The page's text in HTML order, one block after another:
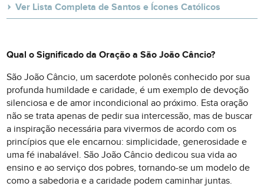
Ver Lista Completa de Santos e Ícones Católicos
Qual o Significado da Oração a São João Câncio?
São João Câncio, um sacerdote polonês conhecido por sua
profunda humildade e caridade, é um exemplo de devoção
silenciosa e de amor incondicional ao próximo. Esta oração
não se trata apenas de pedir sua intercessão, mas de buscar
a inspiração necessária para vivermos de acordo com os
princípios que ele encarnou: simplicidade, generosidade e
uma fé inabalável. São João Câncio dedicou sua vida ao
ensino e ao serviço dos pobres, tornando-se um modelo de
como a sabedoria e a caridade podem caminhar juntas.